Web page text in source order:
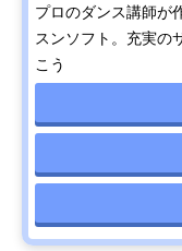
プロのダンス講師が
スンソフト。充実の
こう